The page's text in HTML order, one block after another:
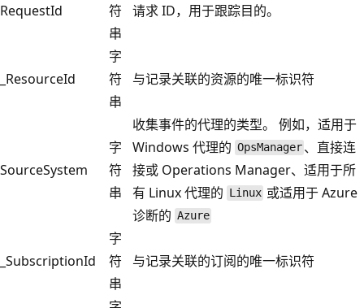
RequestId
符
串
请求 ID，用于跟踪目的。
_ResourceId
字
符
串
与记录关联的资源的唯一标识符
SourceSystem
字
符
串
收集事件的代理的类型。 例如，适用于
Windows 代理的 OpsManager 、直接连
接或 Operations Manager、适用于所
有 Linux 代理的 Linux 或适用于 Azure
诊断的 Azure
_SubscriptionId
字
符
串
与记录关联的订阅的唯一标识符